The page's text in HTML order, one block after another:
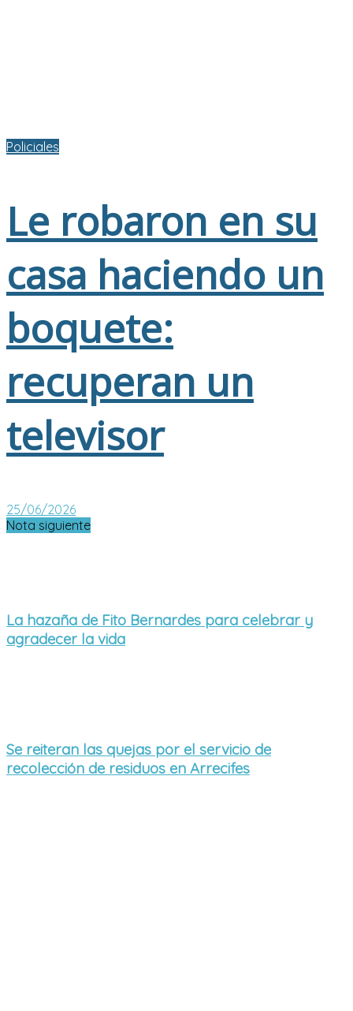
Policiales
Le robaron en su
casa haciendo un
boquete:
recuperan un
televisor
25/06/2026
Nota siguiente
La hazaña de Fito Bernardes para celebrar y
agradecer la vida
Se reiteran las quejas por el servicio de
recolección de residuos en Arrecifes